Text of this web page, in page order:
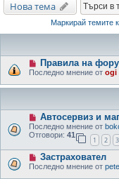
Нова тема
Маркирай темите
Правила на
Последно мнение от ogi
Автосервиз и
Последно мнение от
Отговори: 41
1 2 3
Застраховател
Последно мнение от